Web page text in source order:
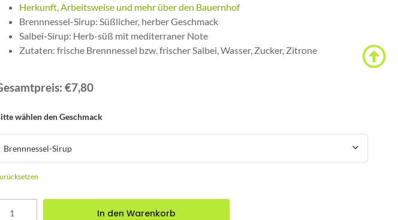
Herkunft, Arbeitsweise und mehr über den Bauernhof
Brennnessel-Sirup: Süßlicher, herber Geschmack
Salbei-Sirup: Herb-süß mit mediterraner Note
Zutaten: frische Brennnessel bzw. frischer Salbei, Wasser, Zucker, Zitrone
ab €7,80
€7,80
wählen den Geschmack
In den Warenkorb